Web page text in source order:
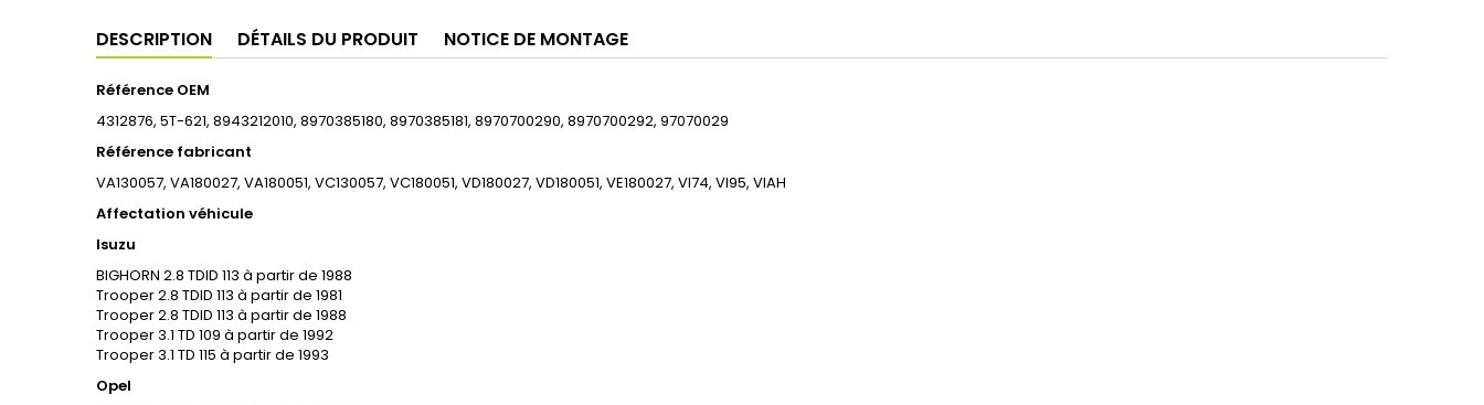
DESCRIPTION DÉTAILS DU PRODUIT NOTICE DE MONTAGE
Référence OEM
4312876, 5T-621, 8943212010, 8970385180, 8970385181, 8970700290, 8970700292, 97070029
Référence fabricant
VA130057, VA180027, VA180051, VC130057, VC180051, VD180027, VD180051, VE180027, VI74, VI95, VIAH
Affectation véhicule
Isuzu
BIGHORN 2.8 TDID 113 à partir de 1988
Trooper 2.8 TDID 113 à partir de 1981
Trooper 2.8 TDID 113 à partir de 1988
Trooper 3.1 TD 109 à partir de 1992
Trooper 3.1 TD 115 à partir de 1993
Opel